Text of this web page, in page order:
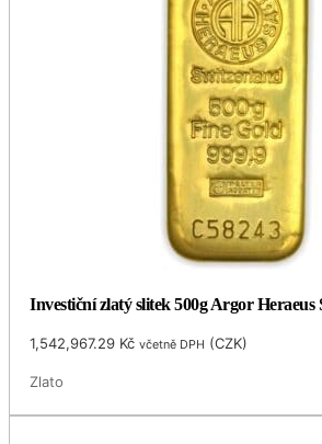
Investiční zlatý slitek 500g Argor Heraeus
1,542,967.29 Kč včetně DPH (CZK)
Zlato